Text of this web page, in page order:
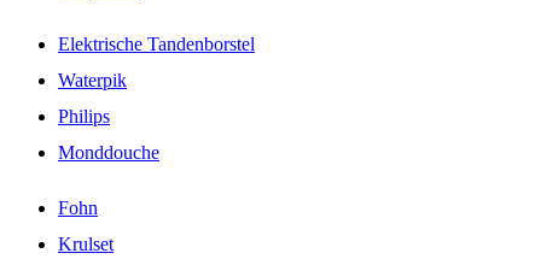
Elektrische Tandenborstel
Waterpik
Philips
Monddouche
Fohn
Krulset